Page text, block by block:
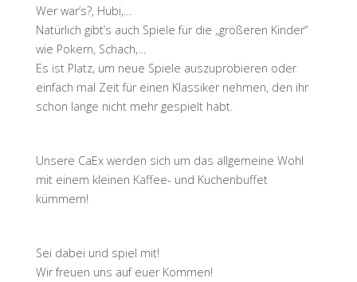
Wer war’s?, Hubi,…
Natürlich gibt’s auch Spiele für die „größeren Kinder“
wie Pokern, Schach,…
Es ist Platz, um neue Spiele auszuprobieren oder
einfach mal Zeit für einen Klassiker nehmen, den ihr
schon lange nicht mehr gespielt habt.
Unsere CaEx werden sich um das allgemeine Wohl
mit einem kleinen Kaffee- und Kuchenbuffet
kümmern!
Sei dabei und spiel mit!
Wir freuen uns auf euer Kommen!